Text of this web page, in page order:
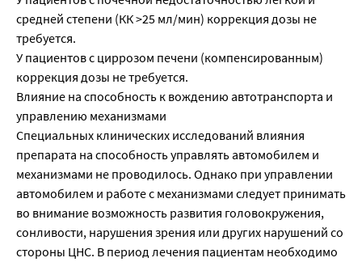
средней степени (КК >25 мл/мин) коррекция дозы не
требуется.
У пациентов с циррозом печени (компенсированным)
коррекция дозы не требуется.
Влияние на способность к вождению автотранспорта и
управлению механизмами
Специальных клинических исследований влияния
препарата на способность управлять автомобилем и
механизмами не проводилось. Однако при управлении
автомобилем и работе с механизмами следует принимать
во внимание возможность развития головокружения,
сонливости, нарушения зрения или других нарушений со
стороны ЦНС. В период лечения пациентам необходимо